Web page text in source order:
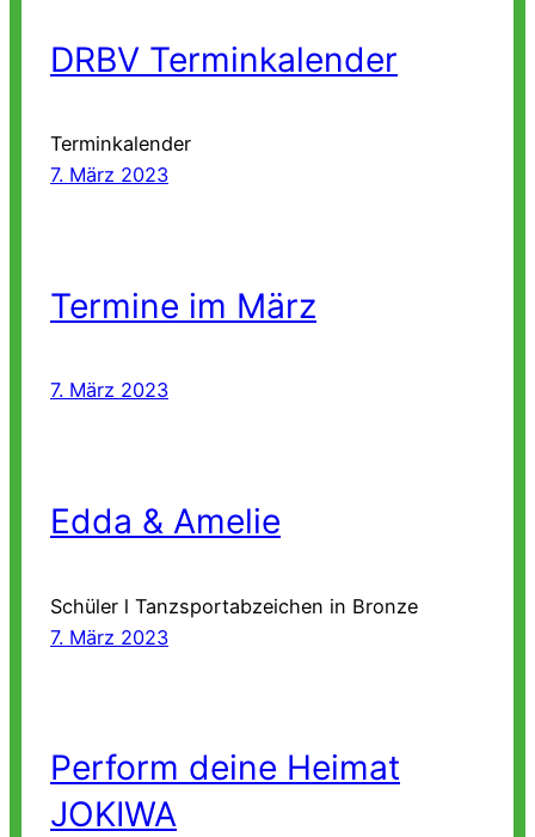
DRBV Terminkalender
Terminkalender
7. März 2023
Termine im März
7. März 2023
Edda & Amelie
Schüler l Tanzsportabzeichen in Bronze
7. März 2023
Perform deine Heimat
JOKIWA